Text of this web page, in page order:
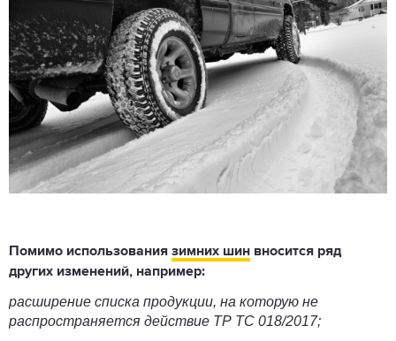
Помимо использования зимних шин вносится ряд
других изменений, например:
расширение списка продукции, на которую не
распространяется действие ТР ТС 018/2017;